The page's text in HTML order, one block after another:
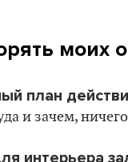
моих
план
и зачем,
интерьера